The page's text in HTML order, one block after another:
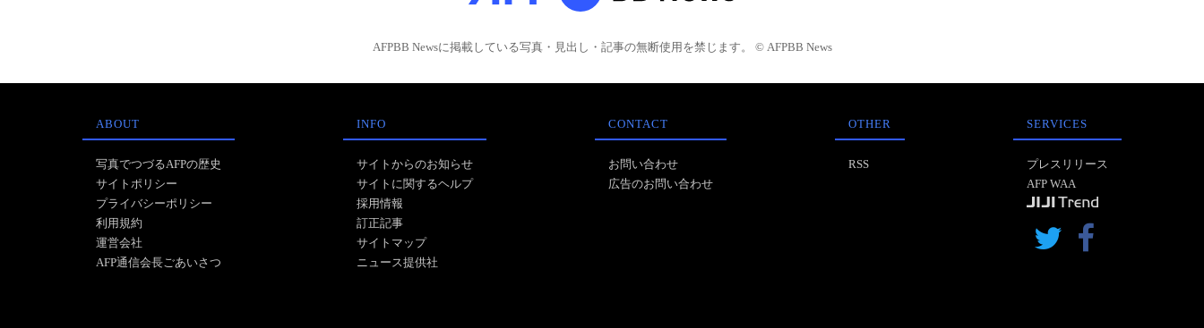
AFPBB Newsに掲載している写真・見出し・記事の無断使用を禁じます。 © AFPBB News
ABOUT
写真でつづるAFPの歴史
サイトポリシー
プライバシーポリシー
利用規約
運営会社
AFP通信会長ごあいさつ
INFO
サイトからのお知らせ
サイトに関するヘルプ
採用情報
訂正記事
サイトマップ
ニュース提供社
CONTACT
お問い合わせ
広告のお問い合わせ
OTHER
RSS
SERVICES
プレスリリース
AFP WAA